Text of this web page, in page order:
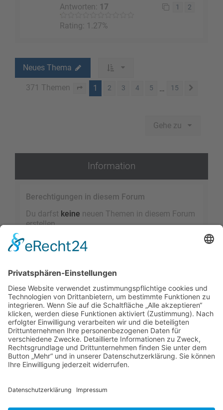
Antworten: 17 1 2
Rating: 1.27%
Neues Thema
371 Themen Seite von 15
1 2 3 4 5 … 15
Gehe zu
Information
Berechtigungen in diesem Forum
Du darfst keine neuen Themen in diesem Forum
erstellen.
Forum erstellen.
Du darfst deine Beiträge in diesem Forum
Du darfst deine Beiträge in diesem Forum
löschen.
Du darfstkeineDateianhänge in diesem Forum
erstellen.